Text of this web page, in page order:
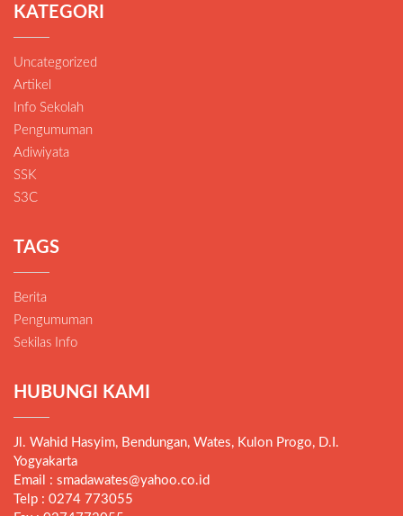
KATEGORI
Uncategorized
Artikel
Info Sekolah
Pengumuman
Adiwiyata
SSK
S3C
TAGS
Berita
Pengumuman
Sekilas Info
HUBUNGI KAMI
Jl. Wahid Hasyim, Bendungan, Wates, Kulon Progo, D.I.
Yogyakarta
Email : smadawates@yahoo.co.id
Telp : 0274 773055